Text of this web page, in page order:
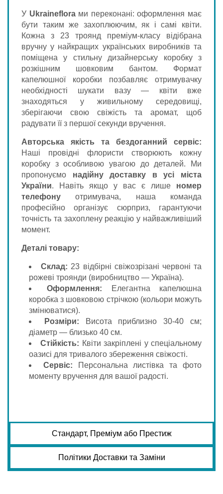
У Ukrainefloraми переконані: оформлення має
бути таким же захоплюючим, як і самі квіти.
Кожна з 23 троянд преміум-класу відібрана
вручну у найкращих українських виробників та
поміщена у стильну дизайнерську коробку з
розкішним шовковим бантом. Формат
капелюшної коробки позбавляє отримувачку
необхідності шукати вазу — квіти вже
знаходяться у живильному середовищі,
зберігаючи свою свіжість та аромат, щоб
радувати її з першої секунди вручення.
Авторська якість та бездоганний сервіс:
Наші провідні флористи створюють кожну
коробку з особливою увагою до деталей. Ми
пропонуємо надійну доставку в усі міста
України. Навіть якщо у вас є лише номер
телефону отримувача, наша команда
професійно організує сюрприз, гарантуючи
точність та захоплену реакцію у найважливіший
момент.
Деталі товару:
Склад: 23 відбірні свіжозрізані червоні та
рожеві троянди (виробництво — Україна).
Оформлення: Елегантна капелюшна
коробка з шовковою стрічкою (кольори можуть
змінюватися).
Розміри: Висота приблизно 30-40 см;
діаметр — близько 40 см.
Стійкість: Квіти закріплені у спеціальному
оазисі для тривалого збереження свіжості.
Сервіс: Персональна листівка та фото
моменту вручення для вашої радості.
Стандарт, Преміум або Престиж
Політики Доставки та Заміни